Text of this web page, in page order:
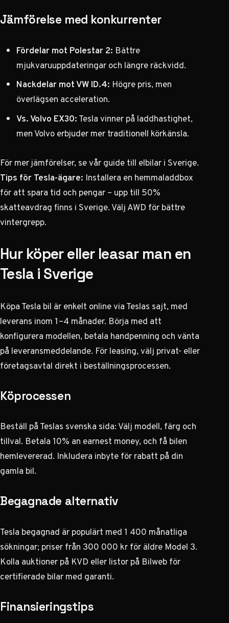
Jämförelse med konkurrenter
Fördelar mot Polestar 2: Bättre
mjukvaruuppdateringar och längre räckvidd.
Nackdelar mot VW ID.4: Högre pris, men
överlägsen acceleration.
Vs. Volvo EX30:Tesla vinner på laddhastighet,
men Volvo erbjuder mer traditionell körkänsla.
För mer jämförelser, se vårguide till elbilar i Sverige.
Tips för Tesla-ägare: Installera en hemmaladdbox
för att spara tid och pengar – upp till 50%
skatteavdrag finns i Sverige. Välj AWD för bättre
vintergrepp.
Hur köper eller leasar man en
Tesla i Sverige
Köpa Tesla bil är enkelt online via Teslas sajt, med
leverans inom 1–4 månader. Börja med att
konfigurera modellen, betala handpenning och vänta
på leveransmeddelande. För leasing, välj privat- eller
företagsavtal direkt i beställningsprocessen.
Köprocessen
Beställ påTeslas svenska sida: Välj modell, färg och
tillval. Betala 10% an earnest money, och få bilen
hemlevererad. Inkludera inbyte för rabatt på din
gamla bil.
Begagnade alternativ
Tesla begagnad är populärt med 1 400 månatliga
sökningar; priser från 300 000 kr för äldre Model 3.
Kolla auktioner på KVD eller listor på Bilwebför
certifierade bilar med garanti.
Finansieringstips